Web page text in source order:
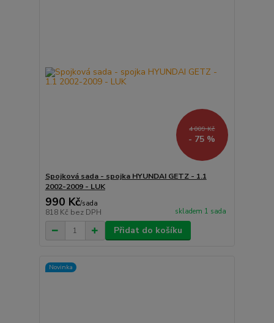
4 009 Kč
- 75 %
Spojková sada - spojka HYUNDAI GETZ - 1.1
2002-2009 - LUK
990 Kč/sada
818 Kč bez DPH skladem 1 sada
Přidat do košíku
Novinka